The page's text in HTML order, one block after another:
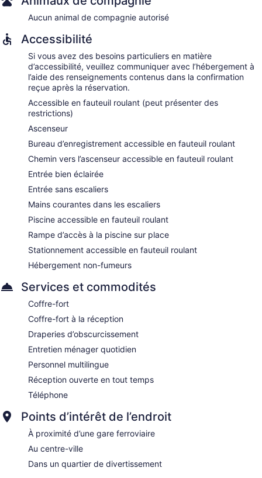
Aucun animal de compagnie autorisé
Accessibilité
Si vous avez des besoins particuliers en matière
d’accessibilité, veuillez communiquer avec l’hébergement à
l’aide des renseignements contenus dans la confirmation
reçue après la réservation.
Accessible en fauteuil roulant (peut présenter des
restrictions)
Ascenseur
Bureau d’enregistrement accessible en fauteuil roulant
Chemin vers l’ascenseur accessible en fauteuil roulant
Entrée bien éclairée
Entrée sans escaliers
Mains courantes dans les escaliers
Piscine accessible en fauteuil roulant
Rampe d’accès à la piscine sur place
Stationnement accessible en fauteuil roulant
Hébergement non-fumeurs
Services et commodités
Coffre-fort
Coffre-fort à la réception
Draperies d’obscurcissement
Entretien ménager quotidien
Personnel multilingue
Réception ouverte en tout temps
Téléphone
Points d’intérêt de l’endroit
À proximité d’une gare ferroviaire
Au centre-ville
Dans un quartier de divertissement